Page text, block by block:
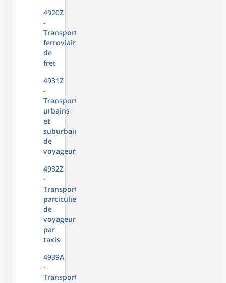
4920Z
-
Transports
ferroviaires
de
fret
4931Z
-
Transports
urbains
et
suburbains
de
voyageurs
4932Z
-
Transports
particuliers
de
voyageurs
par
taxis
4939A
-
Transports